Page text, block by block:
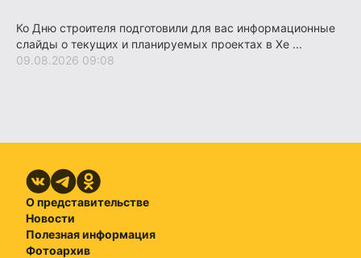
Ко Дню строителя подготовили для вас информационные
слайды о текущих и планируемых проектах в Хе ...
09.08.2026 09:08
О представительстве
Новости
Полезная информация
Фотоархив